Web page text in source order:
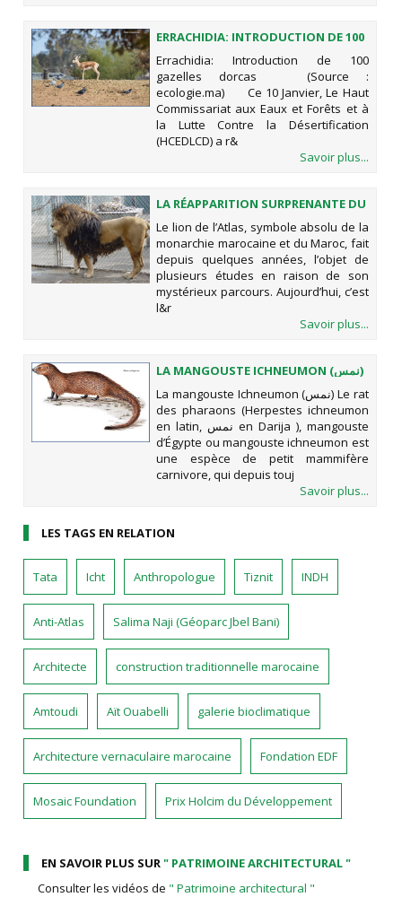
ERRACHIDIA: INTRODUCTION DE 100
GAZELLES DORCAS
Errachidia: Introduction de 100
gazelles dorcas (Source :
ecologie.ma) Ce 10 Janvier, Le Haut
Commissariat aux Eaux et Forêts et à
la Lutte Contre la Désertification
(HCEDLCD) a r&
Savoir plus...
LA RÉAPPARITION SURPRENANTE DU
LION DE L’ATLAS DURANT LES
ANNÉES 70
Le lion de l’Atlas, symbole absolu de la
monarchie marocaine et du Maroc, fait
depuis quelques années, l’objet de
plusieurs études en raison de son
mystérieux parcours. Aujourd’hui, c’est
l&r
Savoir plus...
LA MANGOUSTE ICHNEUMON (نمس)
La mangouste Ichneumon (نمس) Le rat
des pharaons (Herpestes ichneumon
en latin, نمس en Darija ), mangouste
d’Égypte ou mangouste ichneumon est
une espèce de petit mammifère
carnivore, qui depuis touj
Savoir plus...
LES TAGS EN RELATION
Tata Icht Anthropologue Tiznit INDH
Anti-Atlas Salima Naji (Géoparc Jbel Bani)
Architecte construction traditionnelle marocaine
Amtoudi Aït Ouabelli galerie bioclimatique
Architecture vernaculaire marocaine Fondation EDF
Mosaic Foundation Prix Holcim du Développement
EN SAVOIR PLUS SUR" PATRIMOINE ARCHITECTURAL "
Consulter les vidéos de " Patrimoine architectural "